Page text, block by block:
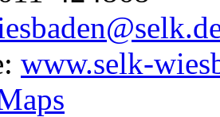
www.selk-